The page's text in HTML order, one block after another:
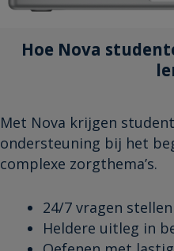
Hoe Nova
Met Nova krijgen
ondersteuning bij het
complexe zorgthema’s.
24/7 vragen
Heldere uitleg in